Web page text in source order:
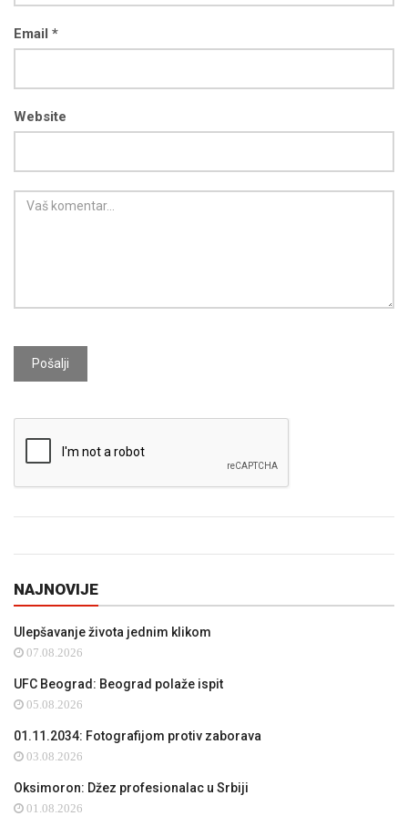
Email *
Website
Pošalji
NAJNOVIJE
Ulepšavanje života jednim klikom
07.08.2026
UFC Beograd: Beograd polaže ispit
05.08.2026
01.11.2034: Fotografijom protiv zaborava
03.08.2026
Oksimoron: Džez profesionalac u Srbiji
01.08.2026